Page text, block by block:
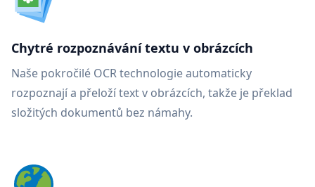
Chytré rozpoznávání textu v obrázcích
Naše pokročilé OCR technologie automaticky
rozpoznají a přeloží text v obrázcích, takže je překlad
složitých dokumentů bez námahy.